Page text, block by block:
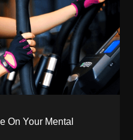
On Your Mental